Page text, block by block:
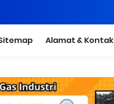
Alamat & Kontak